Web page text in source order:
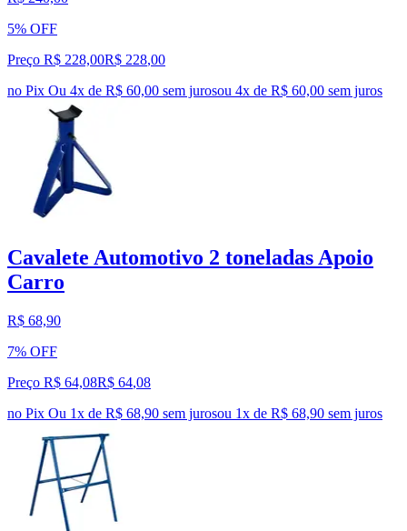
5% OFF
Preço R$ 228,00R$ 228,00
no Pix Ou 4x de R$ 60,00 sem jurosou 4x de R$ 60,00 sem juros
Cavalete Automotivo 2 toneladas Apoio
Carro
R$ 68,90
7% OFF
Preço R$ 64,08R$ 64,08
no Pix Ou 1x de R$ 68,90 sem jurosou 1x de R$ 68,90 sem juros